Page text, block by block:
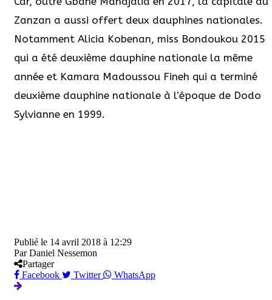
Zanzan a aussi offert deux dauphines nationales.
Notamment Alicia Kobenan, miss Bondoukou 2015
qui a été deuxième dauphine nationale la même
année et Kamara Madoussou Fineh qui a terminé
deuxième dauphine nationale à l’époque de Dodo
Sylvianne en 1999.
Publié le 14 avril 2018 à 12:29
Par Daniel Nessemon
Partager
Facebook
Twitter WhatsApp